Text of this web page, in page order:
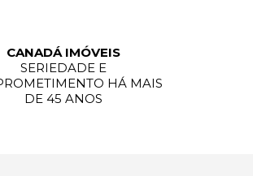
CANADÁ IMÓVEIS
SERIEDADE E
HÁ MAIS
DE 45 ANOS